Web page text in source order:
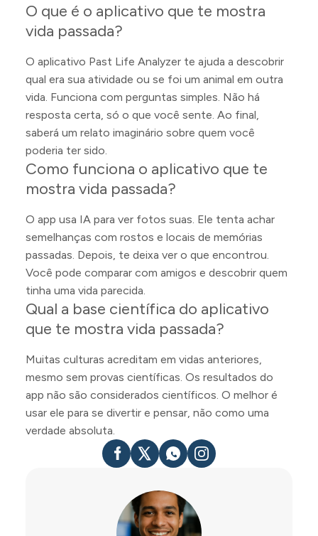
O que é o aplicativo que te mostra
vida passada?
O aplicativo Past Life Analyzer te ajuda a descobrir
qual era sua atividade ou se foi um animal em outra
vida. Funciona com perguntas simples. Não há
resposta certa, só o que você sente. Ao final,
saberá um relato imaginário sobre quem você
poderia ter sido.
Como funciona o aplicativo que te
mostra vida passada?
O app usa IA para ver fotos suas. Ele tenta achar
semelhanças com rostos e locais de memórias
passadas. Depois, te deixa ver o que encontrou.
Você pode comparar com amigos e descobrir quem
tinha uma vida parecida.
Qual a base científica do aplicativo
que te mostra vida passada?
Muitas culturas acreditam em vidas anteriores,
mesmo sem provas científicas. Os resultados do
app não são considerados científicos. O melhor é
usar ele para se divertir e pensar, não como uma
verdade absoluta.